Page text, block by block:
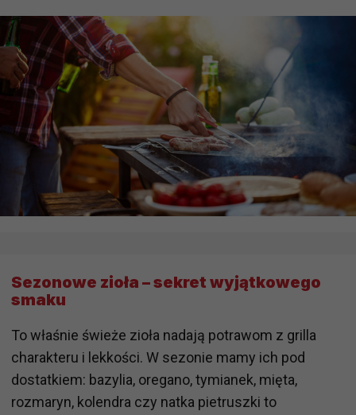
Sezonowe zioła – sekret wyjątkowego
smaku
To właśnie świeże zioła nadają potrawom z grilla
charakteru i lekkości. W sezonie mamy ich pod
dostatkiem: bazylia, oregano, tymianek, mięta,
rozmaryn, kolendra czy natka pietruszki to